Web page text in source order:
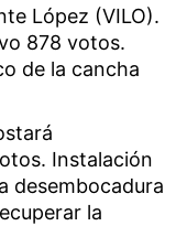
López (VILO).
878 votos.
de la cancha
Instalación
desembocadura
la